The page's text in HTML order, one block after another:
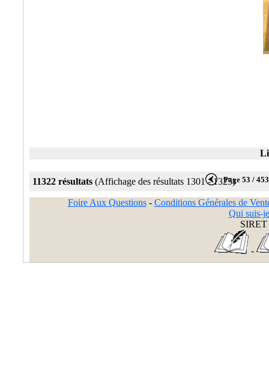
11322 résultats (Affichage des résultats 1301 - 1325)Page 53 / 453
Foire Aux Questions- Conditions Générales de
Qui suis-
SIRET
-